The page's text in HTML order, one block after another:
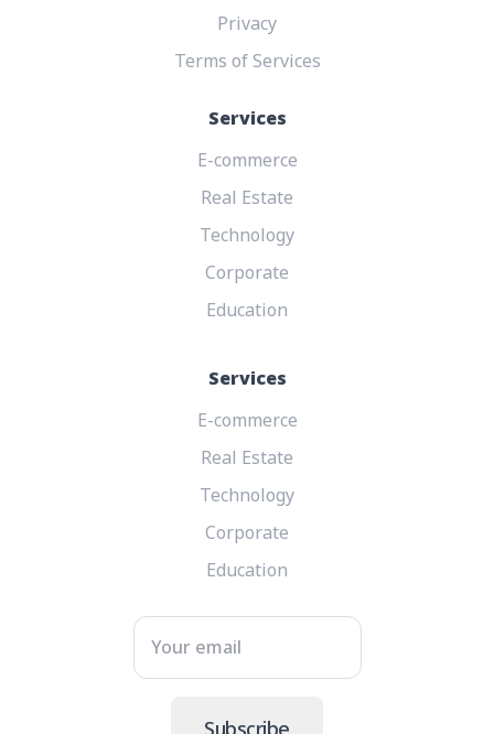
Privacy
Terms of Services
Services
E-commerce
Real Estate
Technology
Corporate
Education
Services
E-commerce
Real Estate
Technology
Corporate
Education